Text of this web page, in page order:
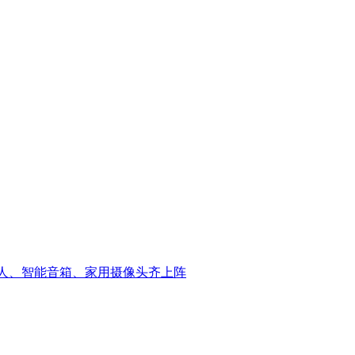
、智能音箱、家用摄像头齐上阵